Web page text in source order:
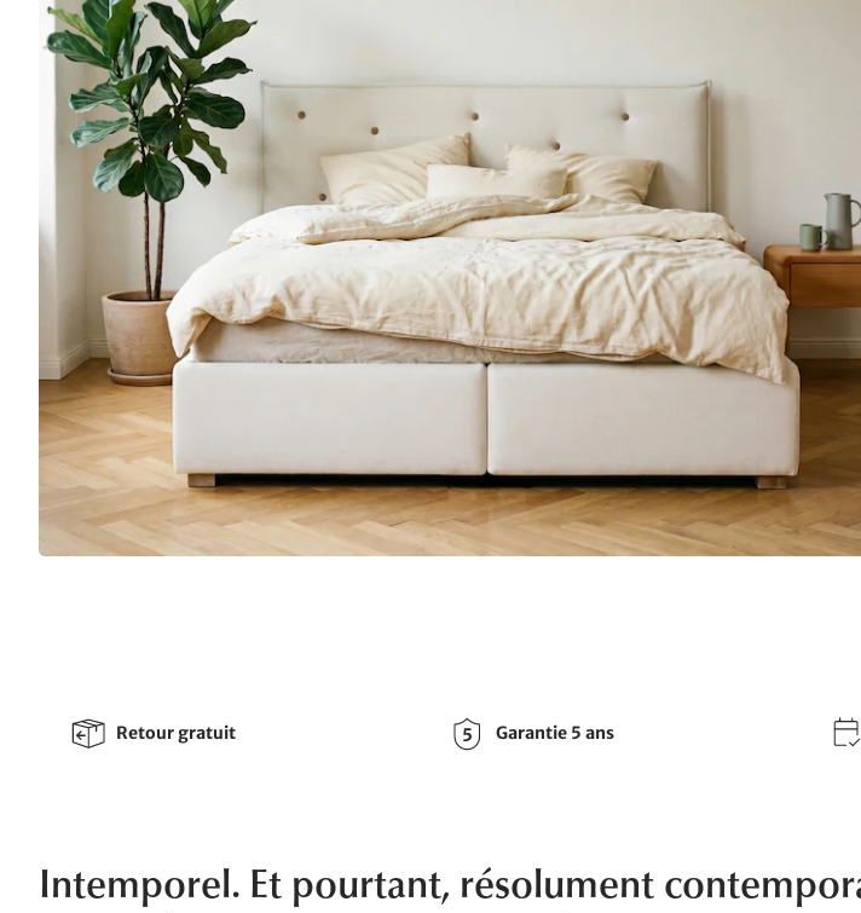
Retour gratuit Garantie 5 ans
Intemporel. Et pourtant, résolument